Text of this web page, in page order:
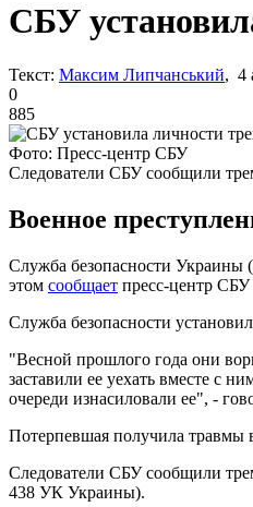
СБУ
Текст: Максим Липчанський, 4
0
885
Фото: Пресс-центр СБУ
Следователи СБУ сообщили
Военное
Служба безопасности Украины
этом сообщает пресс-центр СБУ
Служба безопасности
"Весной прошлого года они
заставили ее уехать вместе с
очереди изнасиловали ее", -
Потерпевшая получила травмы
Следователи СБУ сообщили
438 УК Украины).